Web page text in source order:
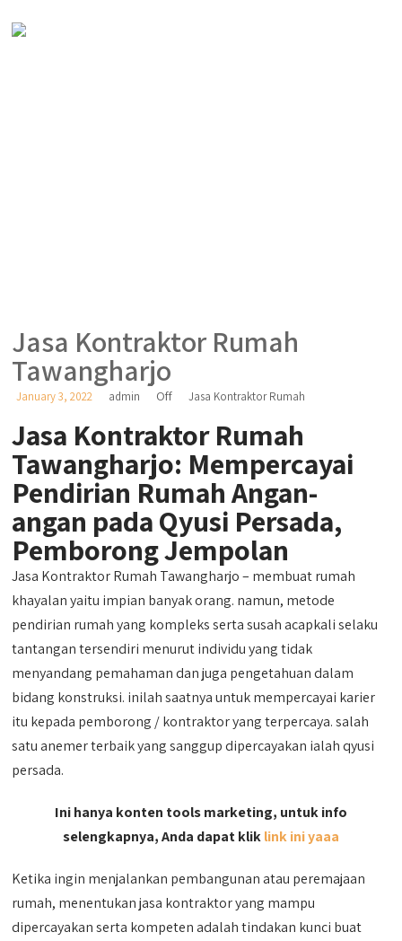
Jasa Kontraktor Rumah
Tawangharjo
January 3, 2022 admin Off Jasa Kontraktor Rumah
Jasa Kontraktor Rumah
Tawangharjo: Mempercayai
Pendirian Rumah Angan-
angan pada Qyusi Persada,
Pemborong Jempolan
Jasa Kontraktor Rumah Tawangharjo – membuat rumah
khayalan yaitu impian banyak orang. namun, metode
pendirian rumah yang kompleks serta susah acapkali selaku
tantangan tersendiri menurut individu yang tidak
menyandang pemahaman dan juga pengetahuan dalam
bidang konstruksi. inilah saatnya untuk mempercayai karier
itu kepada pemborong / kontraktor yang terpercaya. salah
satu anemer terbaik yang sanggup dipercayakan ialah qyusi
persada.
Ini hanya konten tools marketing, untuk info
selengkapnya, Anda dapat kliklink ini yaaa
Ketika ingin menjalankan pembangunan atau peremajaan
rumah, menentukan jasa kontraktor yang mampu
dipercayakan serta kompeten adalah tindakan kunci buat